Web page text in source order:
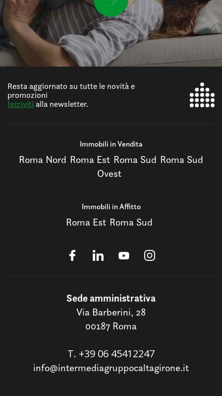
Resta aggiornato su tutte le novità e
promozioni
Iscriviti alla newsletter.
Immobili in Vendita
Roma Nord Roma Est Roma Sud Roma Sud
Ovest
Immobili in Affitto
Roma Est Roma Sud
Sede amministrativa
Via Barberini, 28
00187 Roma
T. +39 06 45412247
info@intermediagruppocaltagirone.it